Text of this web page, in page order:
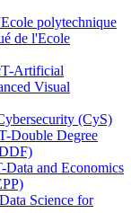
polytechnique
de l'Ecole
Artificial
Visual
(CyS)
Double Degree
and Economics
Science for